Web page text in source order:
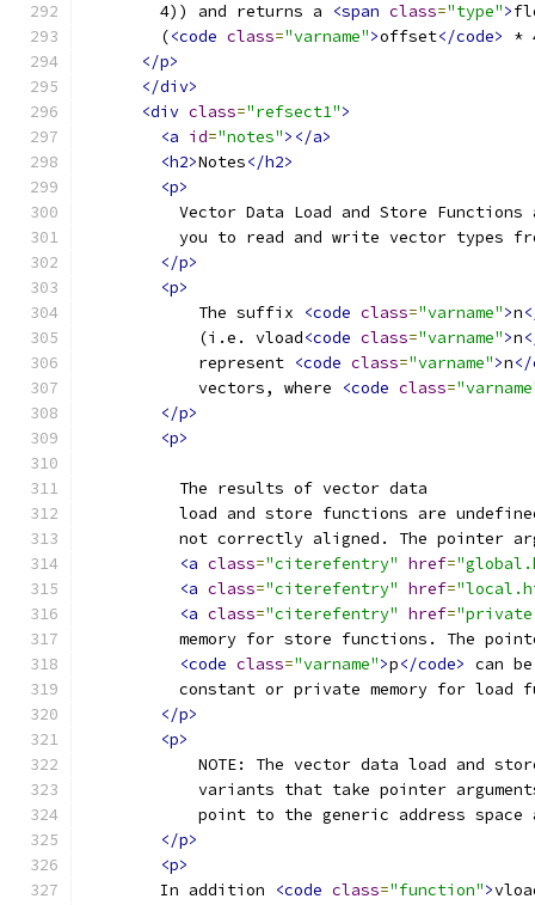
        4)) and returns a
<span class="type">
        (
<code class="varname">offset</code>
*
</p>
</div>
<div class="refsect1">
<a id="notes"></a>
<h2>Notes</h2>
<p>
Vector Data Load and Store Functions
you to read and write vector types
</p>
<p>
            The suffix
<code class="varname">n
            (i.e. vload
<code class="varname">n
            represent
<code class="varname">n</
            vectors, where
<code class=
</p>
<p>
          The results of vector data
load and store functions are
not correctly aligned. The pointer
<a class="citerefentry" href=
<a class="citerefentry" href=
<a class="citerefentry" href=
memory for store functions. The
<code class="varname">p</code> can
constant or private memory for load
</p>
<p>
NOTE: The vector data load and
variants that take pointer
point to the generic address space
</p>
<p>
        In addition
<code class="function">